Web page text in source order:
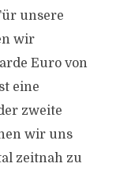
unsere
wir
Euro von
eine
zweite
wir uns
zeitnah zu